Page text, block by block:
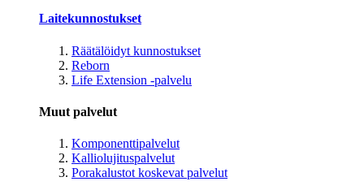
Laitekunnostukset
Räätälöidyt kunnostukset
Reborn
Life Extension -palvelu
Muut palvelut
Komponenttipalvelut
Kalliolujituspalvelut
Porakalustot koskevat palvelut